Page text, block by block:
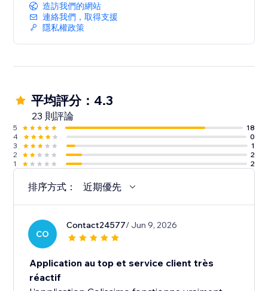
造訪我們的網站
連絡我們，取得支援
隱私權政策
平均評分：4.3
23 則評論
5
18
4
0
3
1
2
2
1
2
排序方式： 近期優先
CO
Contact24577/ Jun 9, 2026
Application au top et service client très
réactif